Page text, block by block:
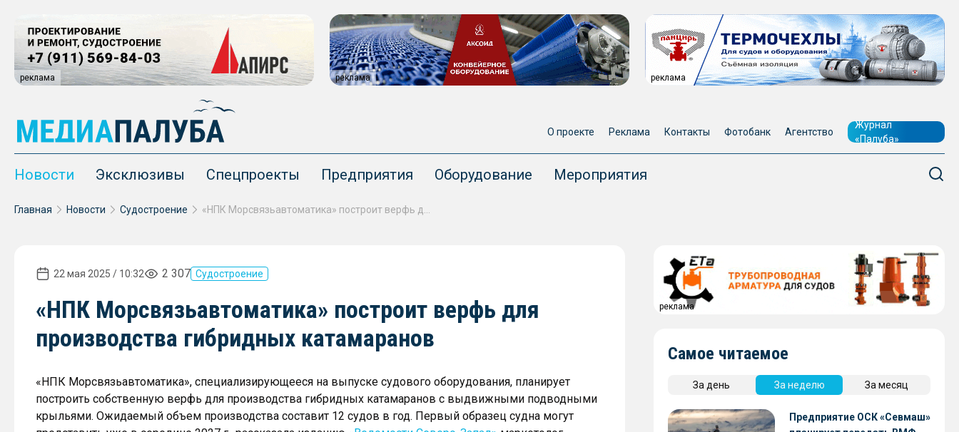
реклама реклама реклама
О проекте Реклама Контакты Фотобанк Агентство
Журнал
«Палуба»
Новости Эксклюзивы Спецпроекты Предприятия Оборудование Мероприятия
Главная Новости Судостроение
22 мая 2025 / 10:32 2 307 Судостроение
«НПК Морсвязьавтоматика» построит верфь для
производства гибридных катамаранов
«НПК Морсвязьавтоматика», специализирующееся на выпуске судового оборудования, планирует
построить собственную верфь для производства гибридных катамаранов с выдвижными подводными
крыльями. Ожидаемый объем производства составит 12 судов в год. Первый образец судна могут
реклама
Самое читаемое
За день За неделю За месяц
Предприятие ОСК «Севмаш»